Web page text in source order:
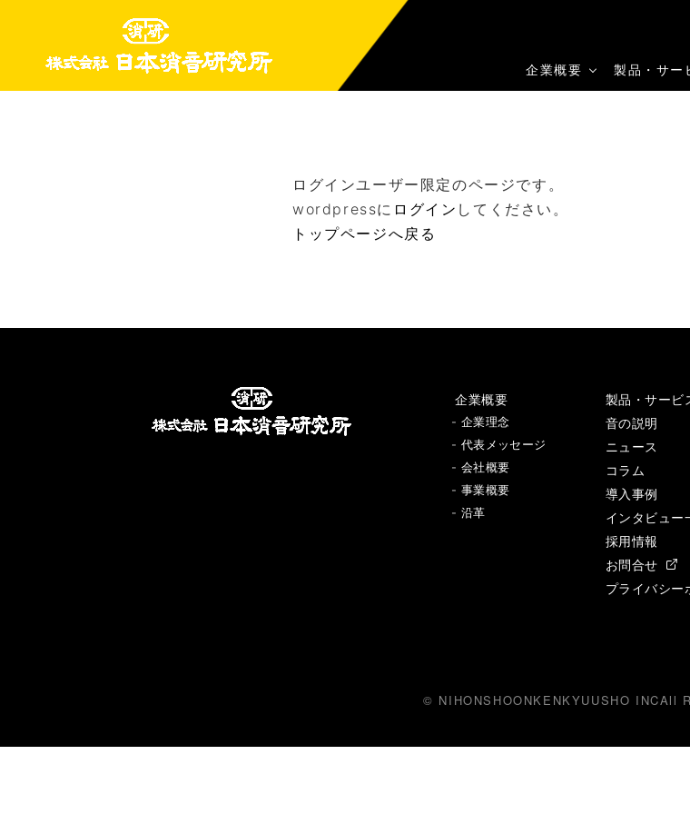
企業概要 製品・サー
ログインユーザー限定のページです。
wordpressに ログイン してください。
トップページへ戻る
企業概要
- 企業理念
- 代表メッセージ
- 会社概要
- 事業概要
- 沿革
製品・サービ
音の説明
ニュース
コラム
導入事例
インタビュー
採用情報
お問合せ
プライバシー
© NIHONSHOONKENKYUUSHO INCAll R